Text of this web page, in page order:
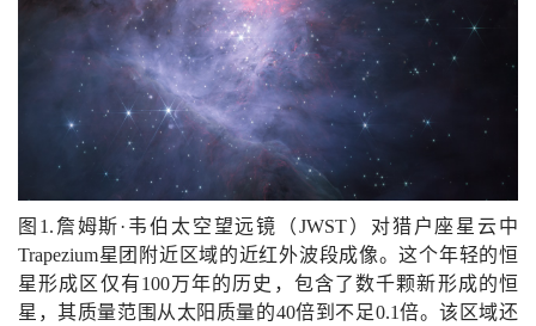
图1.詹姆斯·韦伯太空望远镜（JWST）对猎户座星云中
Trapezium星团附近区域的近红外波段成像。这个年轻的恒
星形成区仅有100万年的历史，包含了数千颗新形成的恒
星，其质量范围从太阳质量的40倍到不足0.1倍。该区域还